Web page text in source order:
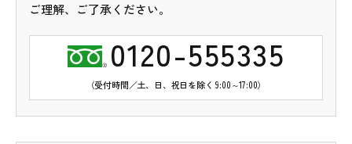
ご理解、ご了承ください。
0120-555335
（受付時間／土、日、祝日を除く 9:00～17:00）